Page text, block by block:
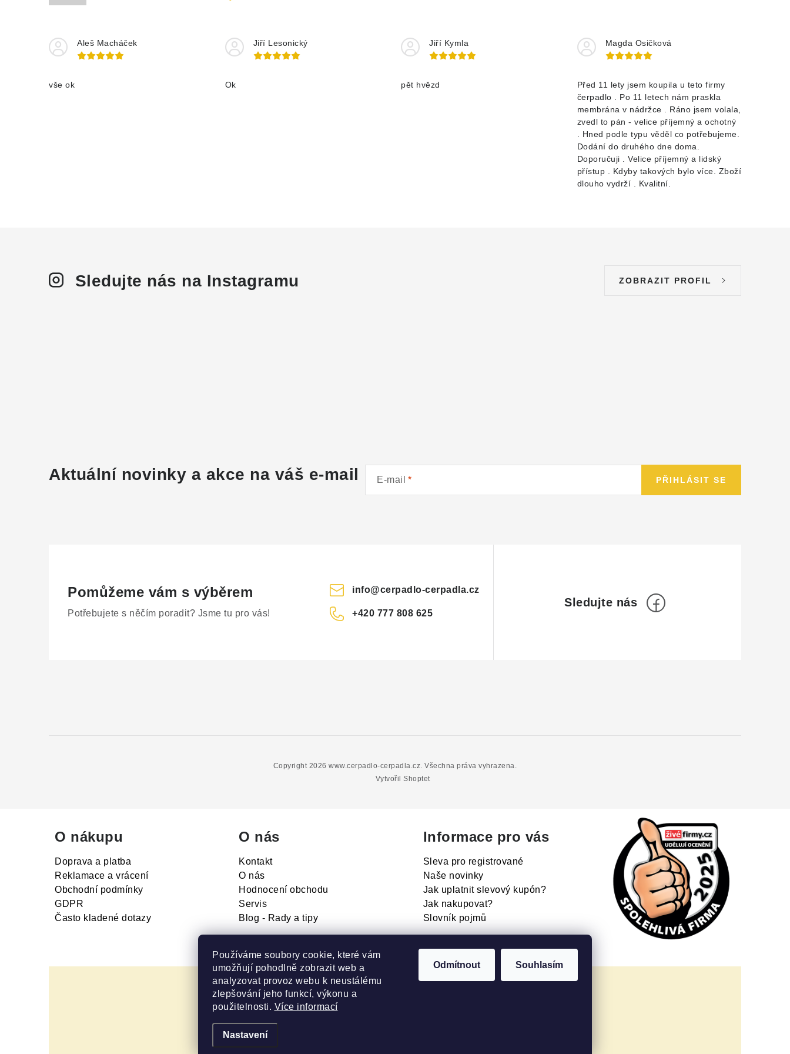
Používáme soubory cookie, které vám
umožňují pohodlně zobrazit web a
analyzovat provoz webu k neustálému
zlepšování jeho funkcí, výkonu a
použitelnosti. Více informací
Nastavení
Odmítnout Souhlasím
Aleš Macháček
vše ok
Jiří Lesonický
Ok
Jiří Kymla
pět hvězd
Magda Osičková
Před 11 lety jsem koupila u teto firmy
čerpadlo . Po 11 letech nám praskla
membrána v nádržce . Ráno jsem volala,
zvedl to pán - velice příjemný a ochotný
. Hned podle typu věděl co potřebujeme.
Dodání do druhého dne doma.
Doporučuji . Velice příjemný a lidský
přístup . Kdyby takových bylo více. Zboží
dlouho vydrží . Kvalitní.
Sledujte nás na Instagramu ZOBRAZIT PROFIL
Aktuální novinky a akce na váš e-mail E-mail PŘIHLÁSIT SE
Pomůžeme vám s výběrem
Potřebujete s něčím poradit? Jsme tu pro vás!
info@cerpadlo-cerpadla.cz
+420 777 808 625
Vytvořil Shoptet
Copyright 2026www.cerpadlo-cerpadla.cz. Všechna práva vyhrazena.
O nákupu
Doprava a platba
Reklamace a vrácení
Obchodní podmínky
GDPR
Často kladené dotazy
O nás
Kontakt
O nás
Hodnocení obchodu
Servis
Blog - Rady a tipy
Informace pro vás
Sleva pro registrované
Naše novinky
Jak uplatnit slevový kupón?
Jak nakupovat?
Slovník pojmů
Recenze našeho eshopu: